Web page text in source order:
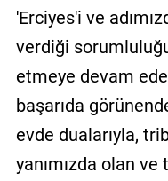
'Erciyes'i ve
verdiği
etmeye devam
başarıda
evde dualarıyla,
yanımızda olan ve